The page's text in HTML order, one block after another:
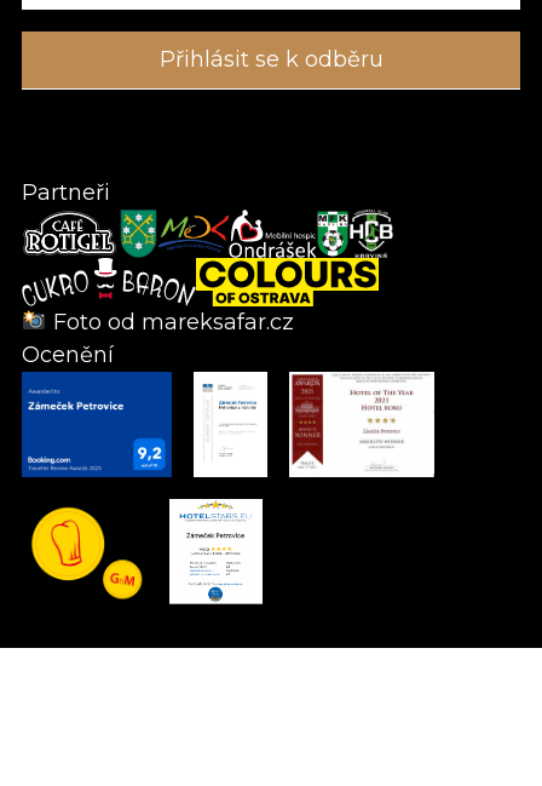
Partneři
Foto od mareksafar.cz
Ocenění